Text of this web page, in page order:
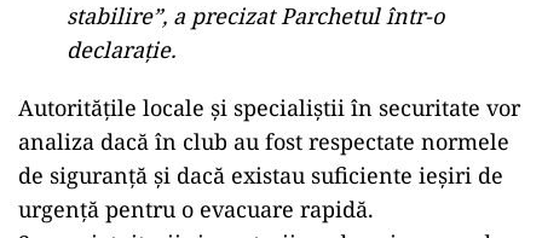
stabilire”, a precizat Parchetul într-o
declarație.
Autoritățile locale și specialiștii în securitate vor
analiza dacă în club au fost respectate normele
de siguranță și dacă existau suficiente ieșiri de
urgență pentru o evacuare rapidă.